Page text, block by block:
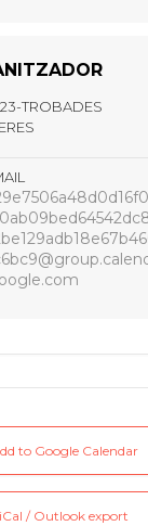
TROBADES
to Google Calendar
/ Outlook export